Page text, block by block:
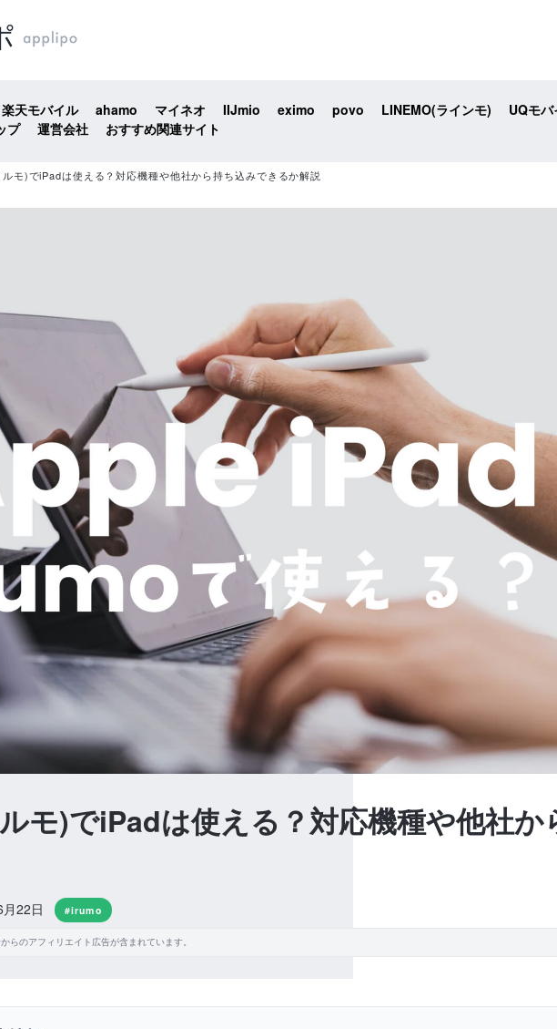
楽天モバイル ahamo マイネオ IIJmio eximo povo LINEMO(ラインモ)
UQモ
プ 運営会社 おすすめ関連サイト
モ)でiPadは使える？対応機種や他社から持ち込みできるか解説
モ)でiPadは使える？対応機種や他社
22日 #irumo
らのアフィリエイト広告が含まれています。